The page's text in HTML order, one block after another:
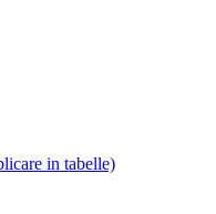
in tabelle)